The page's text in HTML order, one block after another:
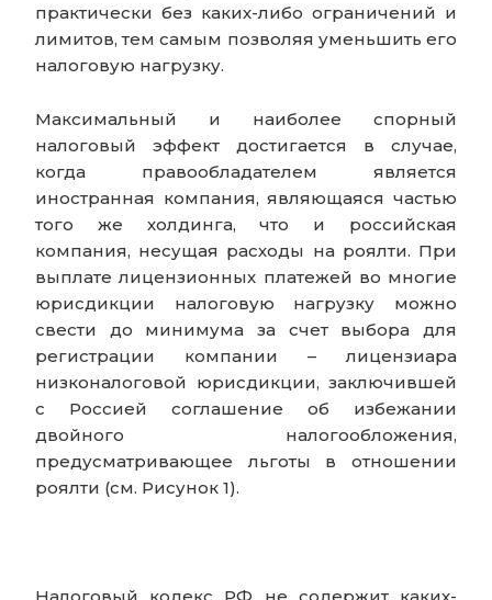
практически без каких-либо ограничений и
лимитов, тем самым позволяя уменьшить его
налоговую нагрузку.
Максимальный и наиболее спорный
налоговый эффект достигается в случае,
когда правообладателем является
иностранная компания, являющаяся частью
того же холдинга, что и российская
компания, несущая расходы на роялти. При
выплате лицензионных платежей во многие
юрисдикции налоговую нагрузку можно
свести до минимума за счет выбора для
регистрации компании – лицензиара
низконалоговой юрисдикции, заключившей
с Россией соглашение об избежании
двойного налогообложения,
предусматривающее льготы в отношении
роялти (см. Рисунок 1).